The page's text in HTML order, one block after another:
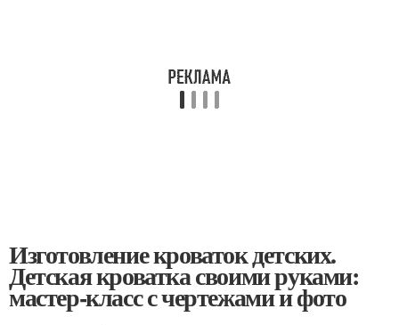
Изготовление кроваток детских.
Детская кроватка своими руками:
мастер-класс с чертежами и фото